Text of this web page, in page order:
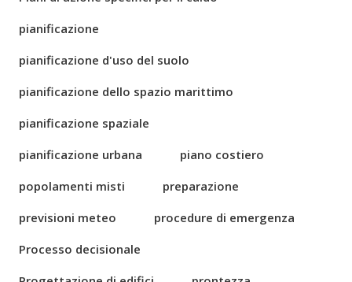
pianificazione
pianificazione d'uso del suolo
pianificazione dello spazio marittimo
pianificazione spaziale
pianificazione urbana
piano costiero
popolamenti misti
preparazione
previsioni meteo
procedure di emergenza
Processo decisionale